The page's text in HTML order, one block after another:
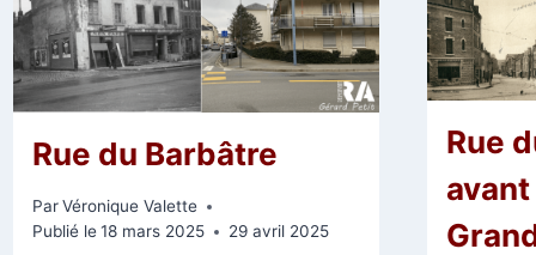
Rue du Barbâtre
Par Véronique Valette
Publié le 18 mars 2025 29 avril 2025
Rue